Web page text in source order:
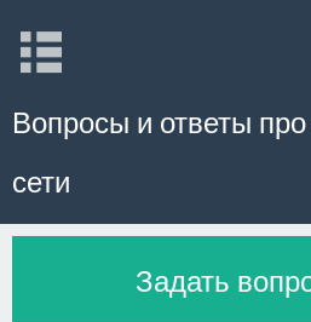
Вопросы и ответы
сети
Задать